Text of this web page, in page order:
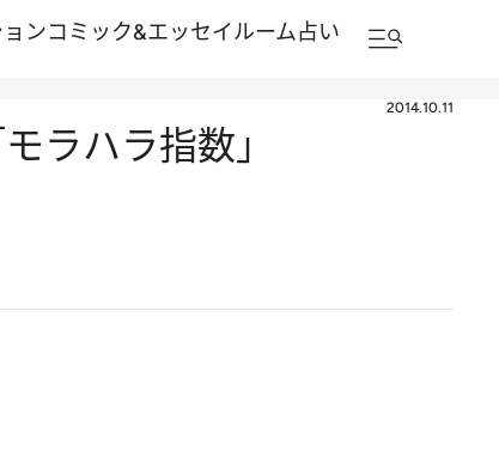
ンコミック&エッセイルーム占い
2014.10.11
ラハラ指数」